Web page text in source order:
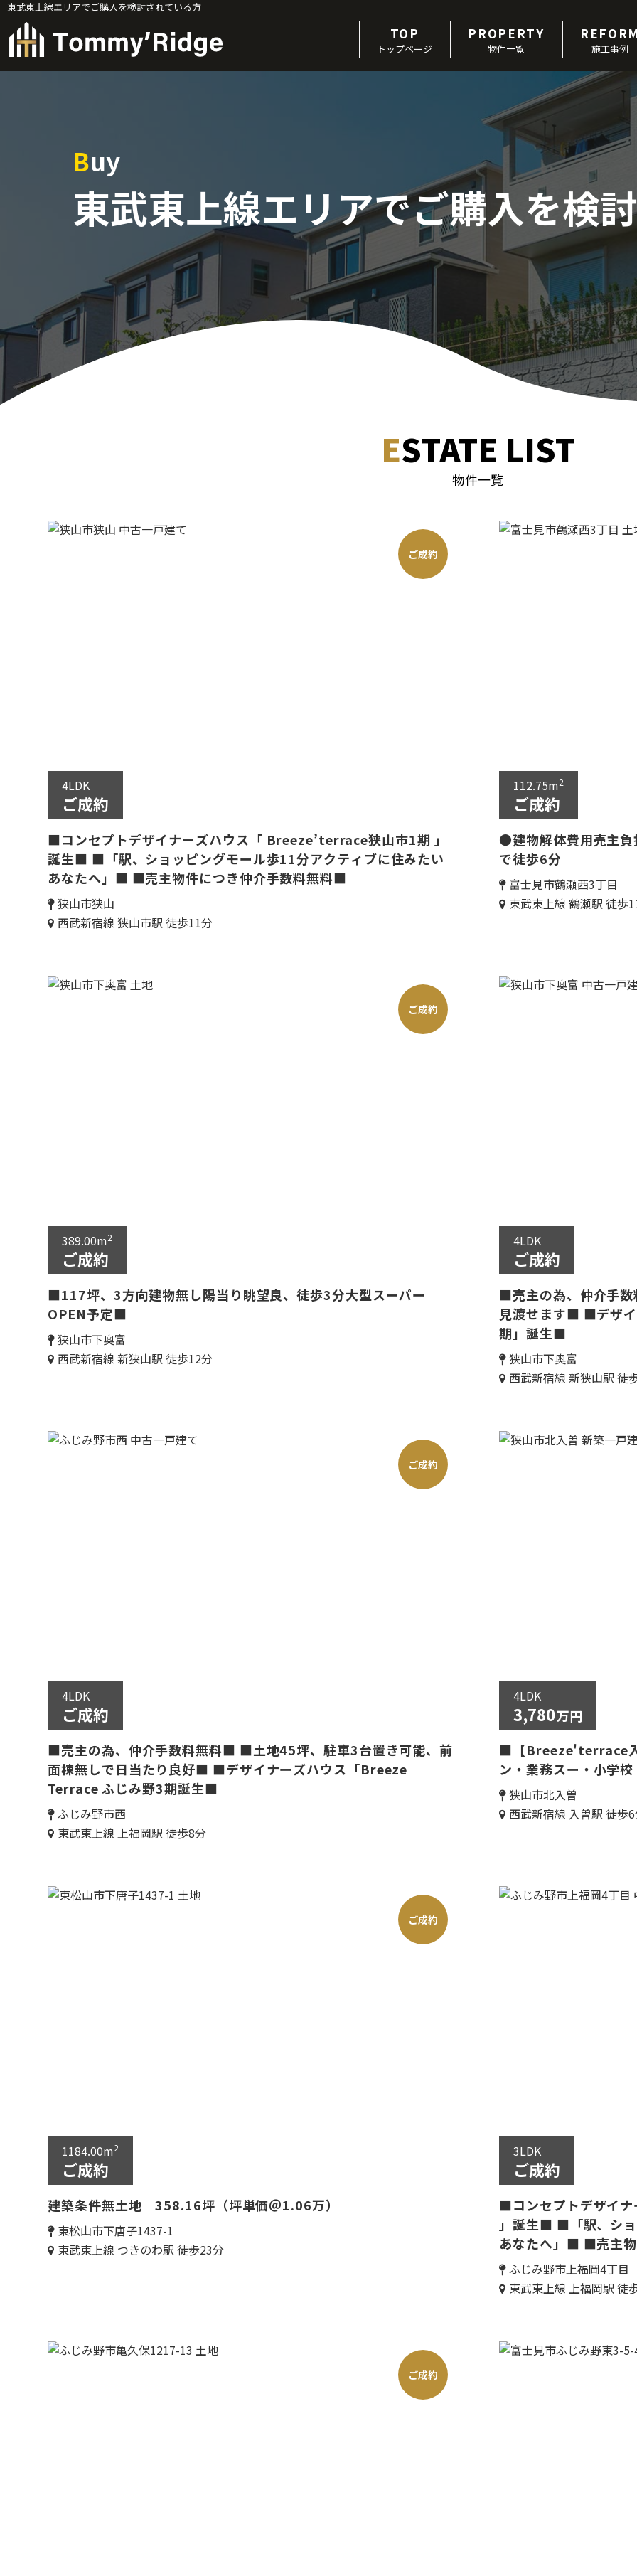
東武東上線エリアでご購入を検討されている方
TOP
トップページ
PROPERTY
物件一覧 施工事例
Buy
東武東上線エリアでご購入を検
ESTATE LIST
物件一覧
4LDK
ご成約
■コンセプトデザイナーズハウス「 Breeze’terrace狭山市1期 」
誕生■ ■「駅、ショッピングモール歩11分アクティブに住みたい
あなたへ」■ ■売主物件につき仲介手数料無料■
狭山市狭山
西武新宿線 狭山市駅 徒歩11分
ご成約
112.75m2
ご成約
●建物解体費用売主
で徒歩6分
富士見市鶴瀬西3丁目
東武東上線 鶴瀬駅 徒歩
389.00m2
ご成約
■117坪、3方向建物無し陽当り眺望良、徒歩3分大型スーパー
OPEN予定■
狭山市下奥富
西武新宿線 新狭山駅 徒歩12分
ご成約
4LDK
ご成約
■売主の為、仲介手
見渡せます■ ■デザ
期」誕生■
狭山市下奥富
西武新宿線 新狭山駅 徒
4LDK
ご成約
■売主の為、仲介手数料無料■ ■土地45坪、駐車3台置き可能、前
面棟無しで日当たり良好■ ■デザイナーズハウス「Breeze
Terrace ふじみ野3期誕生■
ふじみ野市西
東武東上線 上福岡駅 徒歩8分
ご成約
4LDK
3,780万円
■【Breeze'terrace入
ン・業務スー・小学
狭山市北入曽
西武新宿線 入曽駅 徒歩
1184.00m2
ご成約
建築条件無土地 358.16坪（坪単価＠1.06万）
東松山市下唐子1437-1
東武東上線 つきのわ駅 徒歩23分
ご成約
3LDK
ご成約
■コンセプトデザイ
」誕生■ ■「駅、シ
あなたへ」■ ■売主
ふじみ野市上福岡4丁目
東武東上線 上福岡駅 徒
ご成約